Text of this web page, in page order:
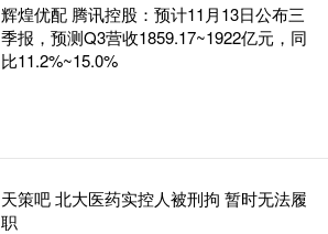
辉煌优配 腾讯控股：预计11月13日公布三
季报，预测Q3营收1859.17~1922亿元，同
比11.2%~15.0%
天策吧 北大医药实控人被刑拘 暂时无法履
职